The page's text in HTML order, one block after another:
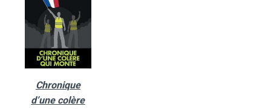
Chronique
d’une colère